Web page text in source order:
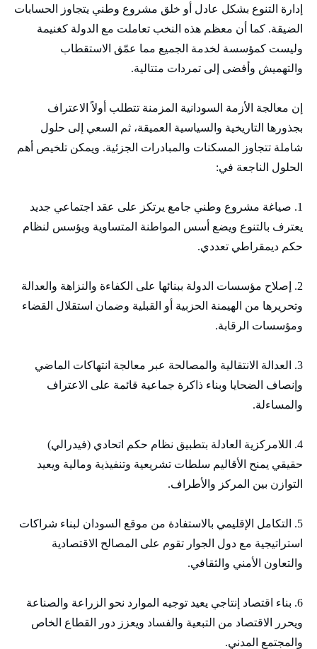
إدارة التنوع بشكل عادل أو خلق مشروع وطني يتجاوز الحسابات
الضيقة. كما أن معظم هذه النخب تعاملت مع الدولة كغنيمة
وليست كمؤسسة لخدمة الجميع مما عمّق الاستقطاب
والتهميش وأفضى إلى تمردات متتالية.
إن معالجة الأزمة السودانية المزمنة تتطلب أولاً الاعتراف
بجذورها التاريخية والسياسية العميقة، ثم السعي إلى حلول
شاملة تتجاوز المسكنات والمبادرات الجزئية. ويمكن تلخيص أهم
الحلول الناجعة في:
1. صياغة مشروع وطني جامع يرتكز على عقد اجتماعي جديد
يعترف بالتنوع ويضع أسس المواطنة المتساوية ويؤسس لنظام
حكم ديمقراطي تعددي.
2. إصلاح مؤسسات الدولة ببنائها على الكفاءة والنزاهة والعدالة
وتحريرها من الهيمنة الحزبية أو القبلية وضمان استقلال القضاء
ومؤسسات الرقابة.
3. العدالة الانتقالية والمصالحة عبر معالجة انتهاكات الماضي
وإنصاف الضحايا وبناء ذاكرة جماعية قائمة على الاعتراف
والمساءلة.
4. اللامركزية العادلة بتطبيق نظام حكم اتحادي (فيدرالي)
حقيقي يمنح الأقاليم سلطات تشريعية وتنفيذية ومالية ويعيد
التوازن بين المركز والأطراف.
5. التكامل الإقليمي بالاستفادة من موقع السودان لبناء شراكات
استراتيجية مع دول الجوار تقوم على المصالح الاقتصادية
والتعاون الأمني والثقافي.
6. بناء اقتصاد إنتاجي يعيد توجيه الموارد نحو الزراعة والصناعة
ويحرر الاقتصاد من التبعية والفساد ويعزز دور القطاع الخاص
والمجتمع المدني.